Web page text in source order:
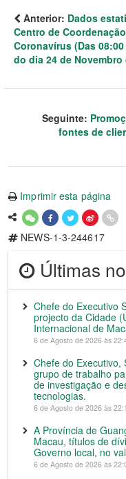
Anterior: Dados
Centro de
Coronavírus (Das
do dia 24 de Novembro
Seguinte:
fontes de
Imprimir esta página
NEWS-1-3-244617
Últimas
Chefe do Executivo
projecto da Cidade
Internacional de
6 de Agosto de 2026 às
Chefe do Executivo,
grupo de trabalho
de investigação e
tecnologias.
6 de Agosto de 2026 às
A Província de
Macau, títulos de
Governo local, no
6 de Agosto de 2026 às